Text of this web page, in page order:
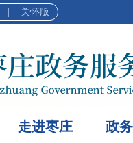
关怀版
走进枣庄 政